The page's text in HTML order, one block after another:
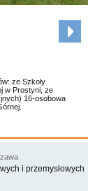
ze Szkoły
w Prostyni, ze
16-osobowa
i przemysłowych